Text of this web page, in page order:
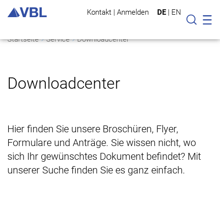
Kontakt | Anmelden DE | EN
Suche
Startseite Service Downloadcenter
Downloadcenter
Hier finden Sie unsere Broschüren, Flyer,
Formulare und Anträge. Sie wissen nicht, wo
sich Ihr gewünschtes Dokument befindet? Mit
unserer Suche finden Sie es ganz einfach.